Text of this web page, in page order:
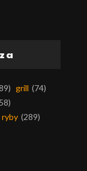
grill (74)
ryby (289)